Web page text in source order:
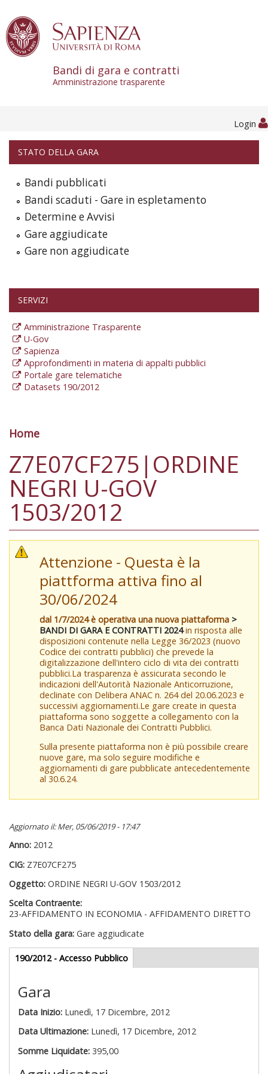
Bandi di gara e contratti
Amministrazione trasparente
Login
STATO DELLA GARA
Bandi pubblicati
Bandi scaduti - Gare in espletamento
Determine e Avvisi
Gare aggiudicate
Gare non aggiudicate
SERVIZI
Amministrazione Trasparente
U-Gov
Sapienza
Approfondimenti in materia di appalti pubblici
Portale gare telematiche
Datasets 190/2012
Tu sei qui
Home
Z7E07CF275|ORDINE
NEGRI U-GOV
1503/2012
Attenzione - Questa è la
piattforma attiva fino al
30/06/2024
dal 1/7/2024 è operativa una nuova piattaforma >
BANDI DI GARA E CONTRATTI 2024in risposta alle
disposizioni contenute nella Legge 36/2023 (nuovo
Codice dei contratti pubblici) che prevede la
digitalizzazione dell'intero ciclo di vita dei contratti
pubblici.La trasparenza è assicurata secondo le
indicazioni dell'Autorità Nazionale Anticorruzione,
declinate con Delibera ANAC n. 264 del 20.06.2023 e
successivi aggiornamenti.Le gare create in questa
piattaforma sono soggette a collegamento con la
Banca Dati Nazionale dei Contratti Pubblici.
Sulla presente piattaforma non è più possibile creare
nuove gare, ma solo seguire modifiche e
aggiornamenti di gare pubblicate antecedentemente
al 30.6.24.
Aggiornato il: Mer, 05/06/2019 - 17:47
Anno: 2012
CIG: Z7E07CF275
Oggetto: ORDINE NEGRI U-GOV 1503/2012
Scelta Contraente:
23-AFFIDAMENTO IN ECONOMIA - AFFIDAMENTO DIRETTO
Stato della gara: Gare aggiudicate
Gare appalti
190/2012 - Accesso Pubblico(scheda
attiva)
Gara
Data Inizio: Lunedì, 17 Dicembre, 2012
Data Ultimazione: Lunedì, 17 Dicembre, 2012
Somme Liquidate:395,00